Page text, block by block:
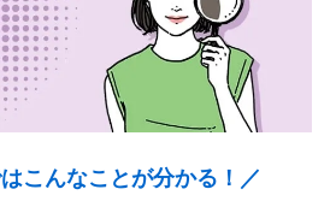
こんなことが分かる！／